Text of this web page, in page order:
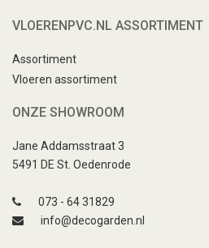
VLOERENPVC.NL ASSORTIMENT
Assortiment
Vloeren assortiment
ONZE SHOWROOM
Jane Addamsstraat 3
5491 DE St. Oedenrode
073 - 64 31829
info@decogarden.nl